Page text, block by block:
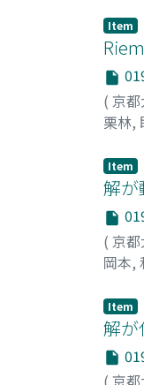
Item
( 京
栗林,
Item
解が
( 京
岡本,
Item
解が